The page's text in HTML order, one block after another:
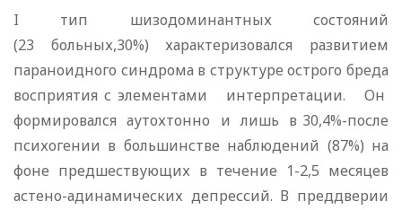
I тип шизодоминантных состояний
(23 больных,30%) характеризовался развитием
параноидного синдрома в структуре острого бреда
восприятия с элементами интерпретации. Он
формировался аутохтонно и лишь в 30,4%-после
психогении в большинстве наблюдений (87%) на
фоне предшествующих в течение 1-2,5 месяцев
астено-адинамических депрессий. В преддверии